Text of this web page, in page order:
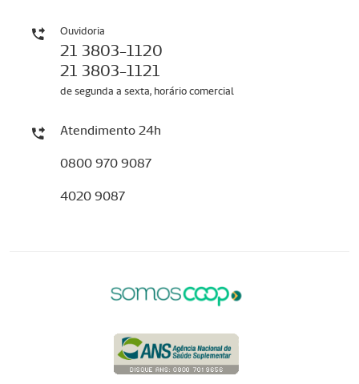
Ouvidoria
21 3803-1120
21 3803-1121
de segunda a sexta, horário comercial
Atendimento 24h
0800 970 9087
4020 9087